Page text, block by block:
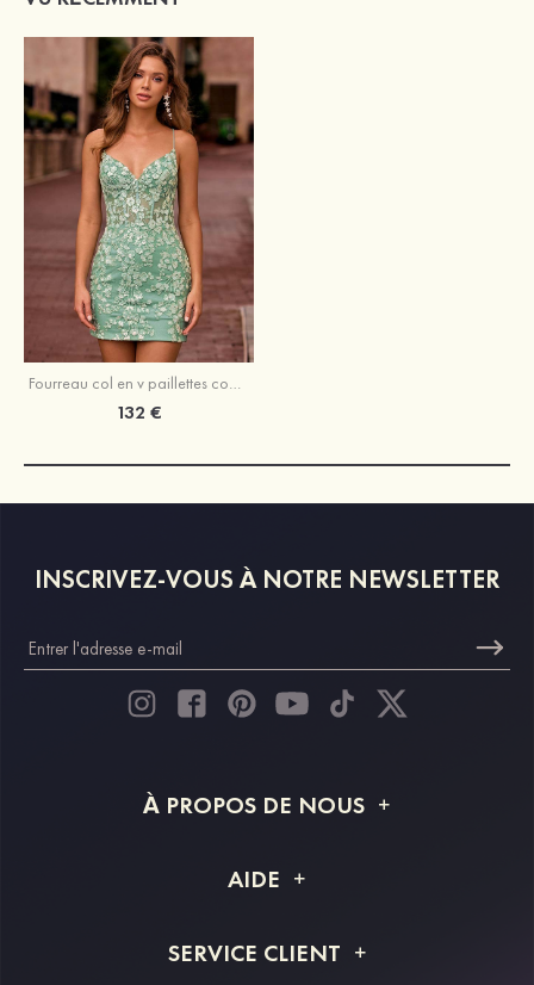
Fourreau col en v paillettes courte/mini robe de fête de la rentrée avec fendue paillettes
132 €
INSCRIVEZ-VOUS À NOTRE NEWSLETTER
À PROPOS DE NOUS
Livraison
AIDE
Retour et remboursement
SERVICE CLIENT